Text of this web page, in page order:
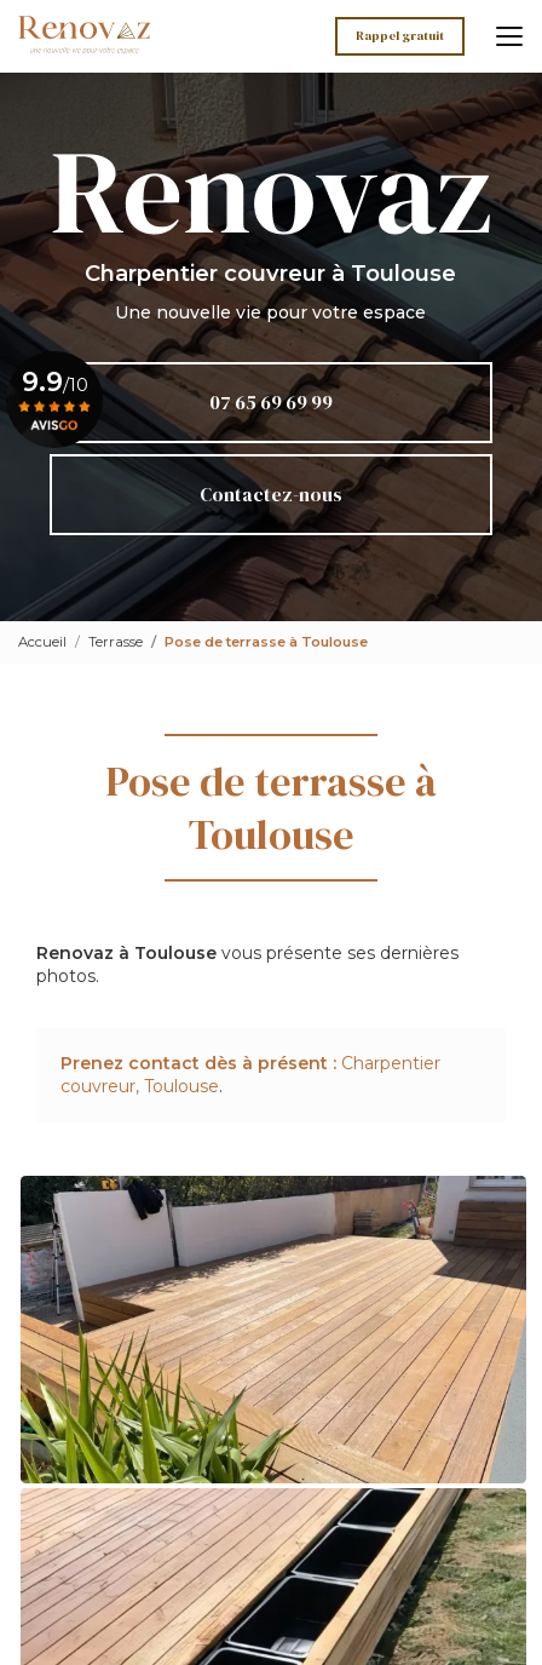
Aller
au
contenu
principal
Rappel gratuit
Charpentier couvreur à Toulouse
Une nouvelle vie pour votre espace
07 65 69 69 99
Contactez-nous
9.9/10
Voir le certificat
Accueil Terrasse Pose de terrasse à Toulouse
Pose de terrasse à
Toulouse
Renovaz à Toulouse vous présente ses dernières
photos.
Prenez contact dès à présent : Charpentier
couvreur, Toulouse.